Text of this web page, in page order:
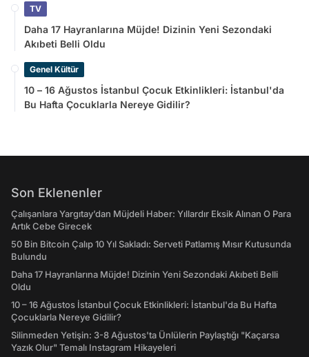
TV
Daha 17 Hayranlarına Müjde! Dizinin Yeni Sezondaki
Akıbeti Belli Oldu
Genel Kültür
10 – 16 Ağustos İstanbul Çocuk Etkinlikleri: İstanbul'da
Bu Hafta Çocuklarla Nereye Gidilir?
Son Eklenenler
Çalışanlara Yargıtay’dan Müjdeli Haber: Yıllardır Eksik Alınan O Para
Artık Cebe Girecek
50 Bin Bitcoin Çalıp 10 Yıl Sakladı: Serveti Patlamış Mısır Kutusunda
Bulundu
Daha 17 Hayranlarına Müjde! Dizinin Yeni Sezondaki Akıbeti Belli
Oldu
10 – 16 Ağustos İstanbul Çocuk Etkinlikleri: İstanbul'da Bu Hafta
Çocuklarla Nereye Gidilir?
Silinmeden Yetişin: 3-8 Ağustos'ta Ünlülerin Paylaştığı "Kaçarsa
Yazık Olur" Temalı Instagram Hikayeleri